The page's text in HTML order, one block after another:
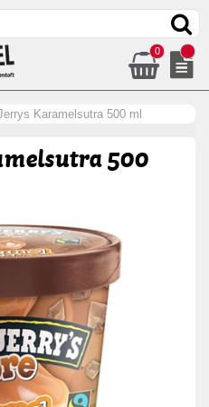
0
Karamelsutra 500 ml
500